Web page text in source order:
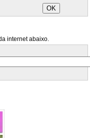
internet abaixo.